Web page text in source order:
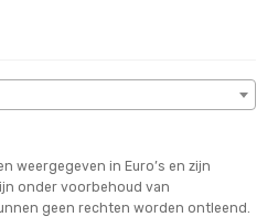
weergegeven in Euro’s en zijn
onder voorbehoud van
geen rechten worden ontleend.